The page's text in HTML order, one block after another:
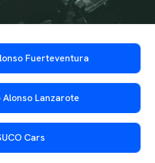
Fuerteventura
Alonso Lanzarote
Cars